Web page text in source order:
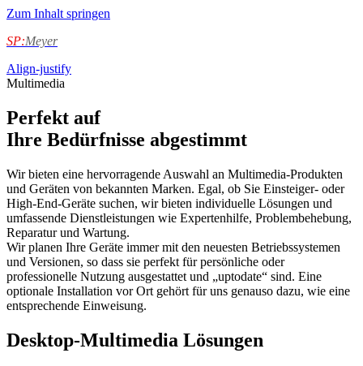
Zum Inhalt springen
SP:Meyer
Align-justify
Multimedia
Perfekt auf
Ihre Bedürfnisse abgestimmt
Wir bieten eine hervorragende Auswahl an Multimedia-Produkten
und Geräten von bekannten Marken. Egal, ob Sie Einsteiger- oder
High-End-Geräte suchen, wir bieten individuelle Lösungen und
umfassende Dienstleistungen wie Expertenhilfe, Problembehebung,
Reparatur und Wartung.
Wir planen Ihre Geräte immer mit den neuesten Betriebssystemen
und Versionen, so dass sie perfekt für persönliche oder
professionelle Nutzung ausgestattet und „uptodate“ sind. Eine
optionale Installation vor Ort gehört für uns genauso dazu, wie eine
entsprechende Einweisung.
Desktop-Multimedia Lösungen